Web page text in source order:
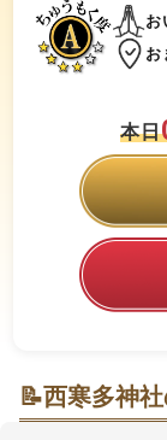
お
お
本日
📝西寒多神